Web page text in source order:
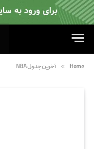
Home
» آخرین جدول NBA